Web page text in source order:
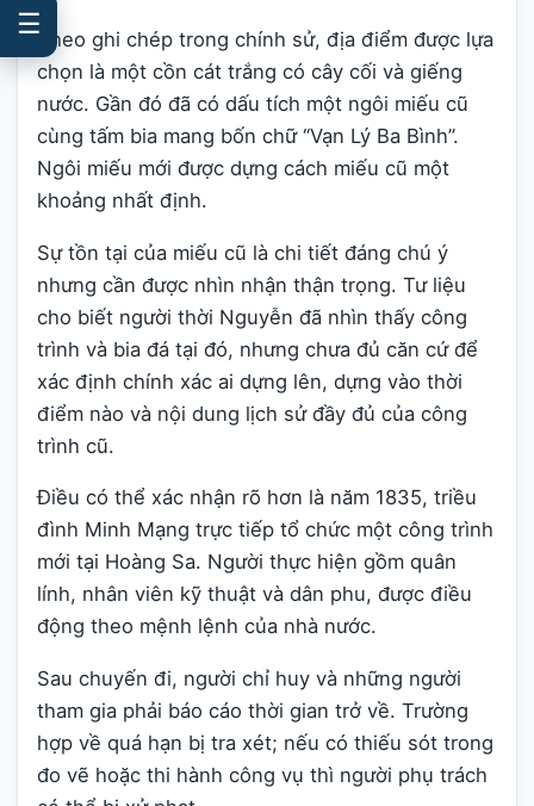
Theo ghi chép trong chính sử, địa điểm được lựa
chọn là một cồn cát trắng có cây cối và giếng
nước. Gần đó đã có dấu tích một ngôi miếu cũ
cùng tấm bia mang bốn chữ “Vạn Lý Ba Bình”.
Ngôi miếu mới được dựng cách miếu cũ một
khoảng nhất định.
Sự tồn tại của miếu cũ là chi tiết đáng chú ý
nhưng cần được nhìn nhận thận trọng. Tư liệu
cho biết người thời Nguyễn đã nhìn thấy công
trình và bia đá tại đó, nhưng chưa đủ căn cứ để
xác định chính xác ai dựng lên, dựng vào thời
điểm nào và nội dung lịch sử đầy đủ của công
trình cũ.
Điều có thể xác nhận rõ hơn là năm 1835, triều
đình Minh Mạng trực tiếp tổ chức một công trình
mới tại Hoàng Sa. Người thực hiện gồm quân
lính, nhân viên kỹ thuật và dân phu, được điều
động theo mệnh lệnh của nhà nước.
Sau chuyến đi, người chỉ huy và những người
tham gia phải báo cáo thời gian trở về. Trường
hợp về quá hạn bị tra xét; nếu có thiếu sót trong
đo vẽ hoặc thi hành công vụ thì người phụ trách
☰